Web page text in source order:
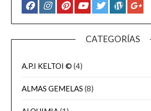
CATEGORÍAS
A.P.I KELTOI © (4)
ALMAS GEMELAS (8)